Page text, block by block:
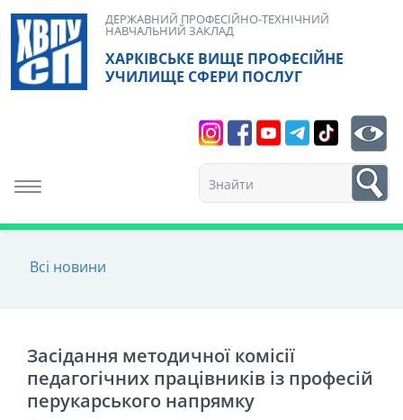
Skip
content
ХАРКІВСЬКЕ ВИЩЕ ПРОФЕСІЙНЕ
УЧИЛИЩЕ СФЕРИ ПОСЛУГ
ДЕРЖАВНИЙ ПРОФЕСІЙНО-ТЕХНІЧНИЙ
НАВЧАЛЬНИЙ ЗАКЛАД
Toggle navigation
1
Всі новини
Засідання методичної комісії
педагогічних працівників із професій
перукарського напрямку